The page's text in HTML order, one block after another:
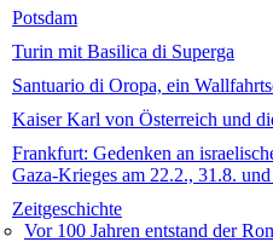
Potsdam
Turin mit Basilica di Superga
Santuario di Oropa, ein
Kaiser Karl von Österreich und
Frankfurt: Gedenken an
Gaza-Krieges am 22.2., 31.8.
Zeitgeschichte
Vor 100 Jahren entstand der